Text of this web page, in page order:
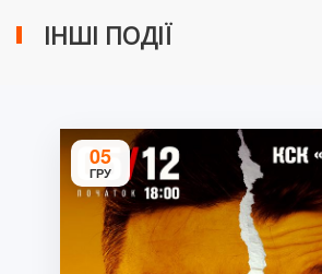
ІНШІ ПОДІЇ
05
ГРУ